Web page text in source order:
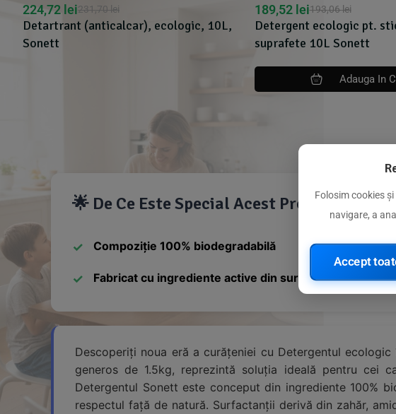
Detartrant (anticalcar), ecologic, 10L,
Sonett
231,70lei
224,72 lei
Detergent ecologic pt.
suprafete 10L Sonett
193,06lei
189,52 lei
Adauga In
🌟 De Ce Este Special Acest Produs
Compoziție 100% biodegradabilă
Fabricat cu ingrediente active din surse vegetale
Descoperiți noua eră a curățeniei cu Detergentul
generos de 1.5kg, reprezintă soluția ideală pentru cei
Detergentul Sonett este conceput din ingrediente 100%
respectul față de natură. Surfactanții derivă din zahăr,
Folosim cookies
navigare, a
Accept